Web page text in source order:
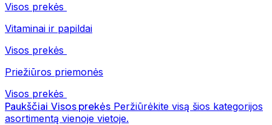
Visos prekės
Vitaminai ir papildai
Visos prekės
Priežiūros priemonės
Visos prekės
Paukščiai Visos prekės Peržiūrėkite visą šios kategorijos
asortimentą vienoje vietoje.